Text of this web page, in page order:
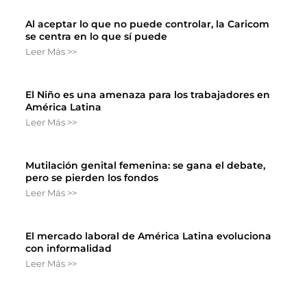
Al aceptar lo que no puede controlar, la Caricom
se centra en lo que sí puede
Leer Más >>
El Niño es una amenaza para los trabajadores en
América Latina
Leer Más >>
Mutilación genital femenina: se gana el debate,
pero se pierden los fondos
Leer Más >>
El mercado laboral de América Latina evoluciona
con informalidad
Leer Más >>